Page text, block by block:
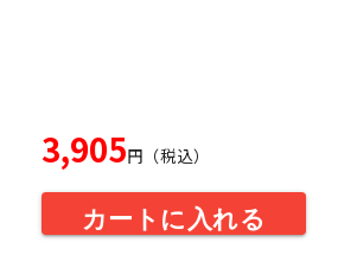
3,905円（税込）
カートに入れる